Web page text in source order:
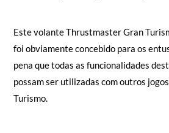
Este volante Thrustmaster Gran
foi obviamente concebido para os
pena que todas as funcionalidades
possam ser utilizadas com outros
Turismo.